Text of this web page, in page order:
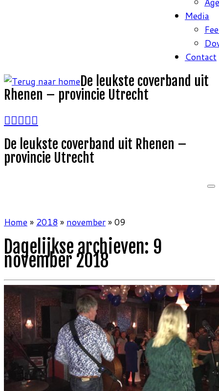
Media
Contact
De leukste coverband uit
Rhenen – provincie Utrecht
De leukste coverband uit Rhenen –
provincie Utrecht
Home» 2018 » november»09
Dagelijkse archieven: 9
november 2018